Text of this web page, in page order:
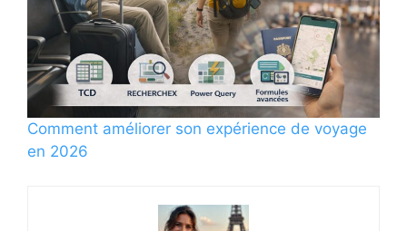
Comment améliorer son expérience de voyage
en 2026